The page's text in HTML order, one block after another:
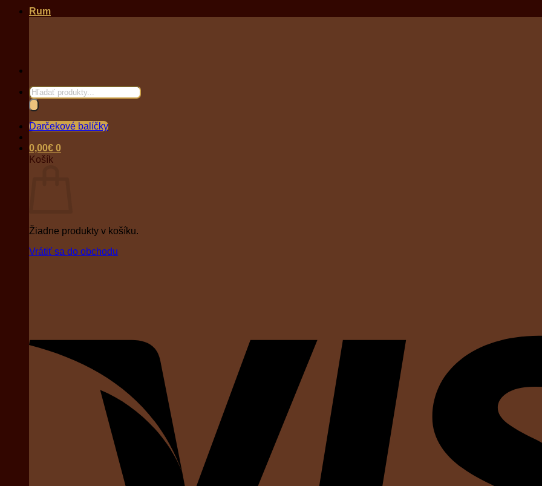
Products
search
Darčekové balíčky
0,00€ 0
Košík
Žiadne produkty v košíku.
Vrátiť sa do obchodu
Rum